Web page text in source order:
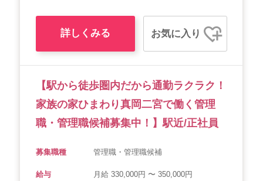
詳しくみる お気に入り
【駅から徒歩圏内だから通勤ラクラク！
家族の家ひまわり真岡二宮で働く管理
職・管理職候補募集中！】駅近/正社員
募集職種 管理職・管理職候補
給与 月給 330,000円 〜 350,000円